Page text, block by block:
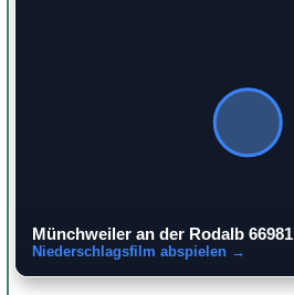
Münchweiler an der Rodalb 66981
Niederschlagsfilm abspielen →